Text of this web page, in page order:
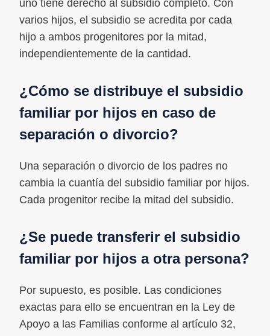
uno tiene derecho al subsidio completo. Con
varios hijos, el subsidio se acredita por cada
hijo a ambos progenitores por la mitad,
independientemente de la cantidad.
¿Cómo se distribuye el subsidio
familiar por hijos en caso de
separación o divorcio?
Una separación o divorcio de los padres no
cambia la cuantía del subsidio familiar por hijos.
Cada progenitor recibe la mitad del subsidio.
¿Se puede transferir el subsidio
familiar por hijos a otra persona?
Por supuesto, es posible. Las condiciones
exactas para ello se encuentran en la Ley de
Apoyo a las Familias conforme al artículo 32,